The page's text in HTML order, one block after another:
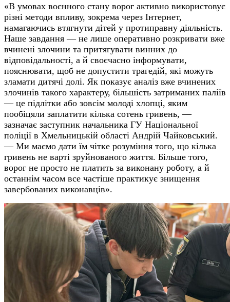
«В умовах воєнного стану ворог активно використовує
різні методи впливу, зокрема через Інтернет,
намагаючись втягнути дітей у протиправну діяльність.
Наше завдання — не лише оперативно розкривати вже
вчинені злочини та притягувати винних до
відповідальності, а й своєчасно інформувати,
пояснювати, щоб не допустити трагедій, які можуть
зламати дитячі долі. Як показує аналіз вже вчинених
злочинів такого характеру, більшість затриманих паліїв
— це підлітки або зовсім молоді хлопці, яким
пообіцяли заплатити кілька сотень гривень, —
зазначає заступник начальника ГУ Національної
поліції в Хмельницькій області Андрій Чайковський.
— Ми маємо дати їм чітке розуміння того, що кілька
гривень не варті зруйнованого життя. Більше того,
ворог не просто не платить за виконану роботу, а й
останнім часом все частіше практикує знищення
завербованих виконавців».